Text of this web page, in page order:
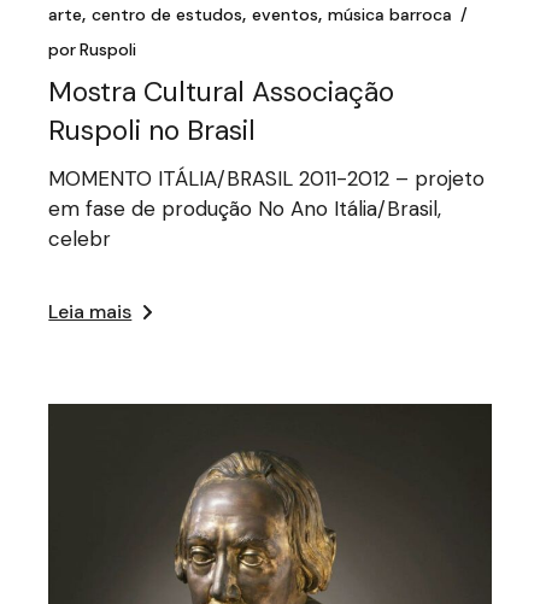
arte centro de estudos eventos música barroca
porRuspoli
Mostra Cultural Associação
Ruspoli no Brasil
MOMENTO ITÁLIA/BRASIL 2011-2012 – projeto
em fase de produção No Ano Itália/Brasil,
celebr
Leia mais